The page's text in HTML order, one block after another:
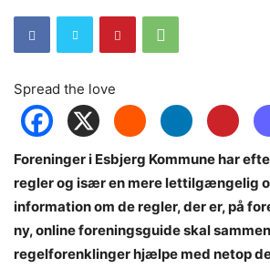
Spread the love
Foreninger i Esbjerg Kommune har
regler og især en mere lettilgængelig
information om de regler, der er, på
ny, online foreningsguide skal
regelforenklinger hjælpe med netop